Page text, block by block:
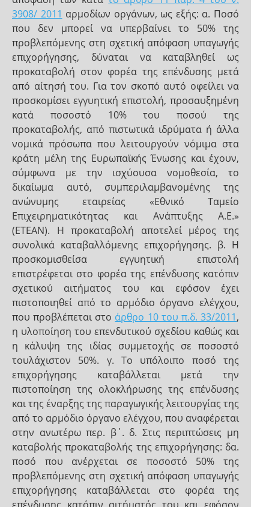
3908/ 2011 αρμοδίων οργάνων, ως εξής: α. Ποσό
που δεν μπορεί να υπερβαίνει το 50% της
προβλεπόμενης στη σχετική απόφαση υπαγωγής
επιχορήγησης, δύναται να καταβληθεί ως
προκαταβολή στον φορέα της επένδυσης μετά
από αίτησή του. Για τον σκοπό αυτό οφείλει να
προσκομίσει εγγυητική επιστολή, προσαυξημένη
κατά ποσοστό 10% του ποσού της
προκαταβολής, από πιστωτικά ιδρύματα ή άλλα
νομικά πρόσωπα που λειτουργούν νόμιμα στα
κράτη μέλη της Ευρωπαϊκής Ένωσης και έχουν,
σύμφωνα με την ισχύουσα νομοθεσία, το
δικαίωμα αυτό, συμπεριλαμβανομένης της
ανώνυμης εταιρείας «Εθνικό Ταμείο
Επιχειρηματικότητας και Ανάπτυξης Α.Ε.»
(ΕΤΕΑΝ). Η προκαταβολή αποτελεί μέρος της
συνολικά καταβαλλόμενης επιχορήγησης. β. Η
προσκομισθείσα εγγυητική επιστολή
επιστρέφεται στο φορέα της επένδυσης κατόπιν
σχετικού αιτήματος του και εφόσον έχει
πιστοποιηθεί από το αρμόδιο όργανο ελέγχου,
που προβλέπεται στο άρθρο 10 του π.δ. 33/2011,
η υλοποίηση του επενδυτικού σχεδίου καθώς και
η κάλυψη της ιδίας συμμετοχής σε ποσοστό
τουλάχιστον 50%. γ. Το υπόλοιπο ποσό της
επιχορήγησης καταβάλλεται μετά την
πιστοποίηση της ολοκλήρωσης της επένδυσης
και της έναρξης της παραγωγικής λειτουργίας της
από το αρμόδιο όργανο ελέγχου, που αναφέρεται
στην ανωτέρω περ. β΄. δ. Στις περιπτώσεις μη
καταβολής προκαταβολής της επιχορήγησης: δα.
ποσό που ανέρχεται σε ποσοστό 50% της
προβλεπόμενης στη σχετική απόφαση υπαγωγής
επιχορήγησης καταβάλλεται στο φορέα της